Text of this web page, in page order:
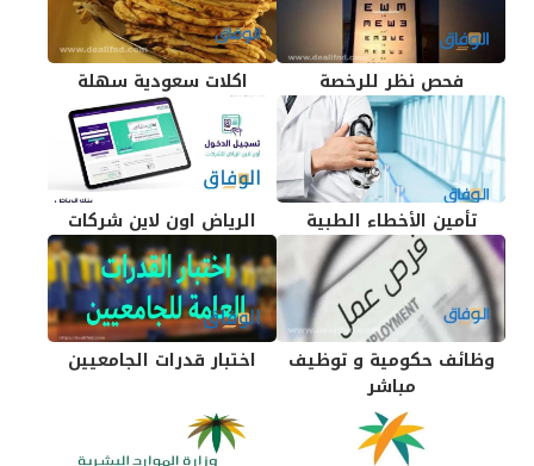
فحص نظر للرخصة اكلات سعودية سهلة
تأمين الأخطاء الطبية الرياض اون لاين شركات
وظائف حكومية و توظيف
مباشر
اختبار قدرات الجامعيين